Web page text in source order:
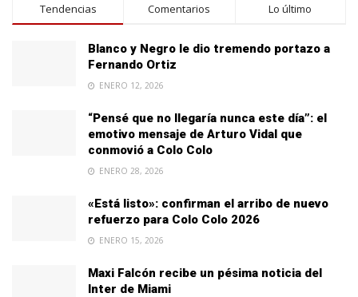
Tendencias Comentarios Lo último
Blanco y Negro le dio tremendo portazo a
Fernando Ortiz
ENERO 12, 2026
“Pensé que no llegaría nunca este día”: el
emotivo mensaje de Arturo Vidal que
conmovió a Colo Colo
ENERO 28, 2026
«Está listo»: confirman el arribo de nuevo
refuerzo para Colo Colo 2026
ENERO 15, 2026
Maxi Falcón recibe un pésima noticia del
Inter de Miami